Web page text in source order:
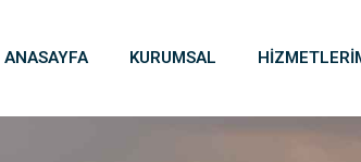
ANASAYFA KURUMSAL